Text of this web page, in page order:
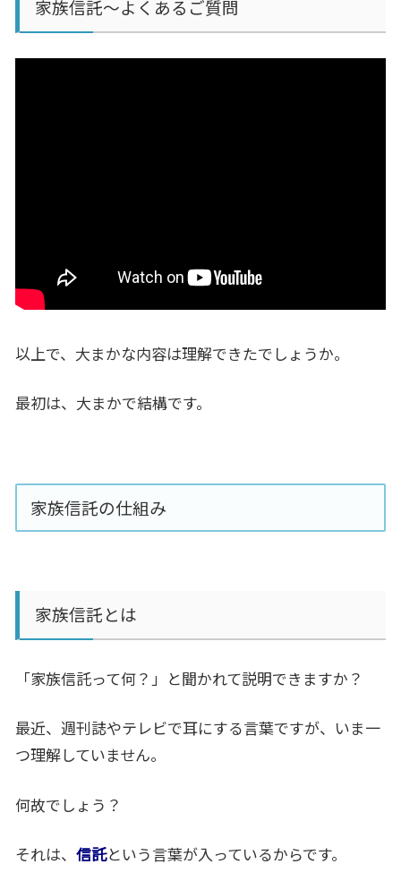
家族信託～よくあるご質問
以上で、大まかな内容は理解できたでしょうか。
最初は、大まかで結構です。
家族信託の仕組み
家族信託とは
「家族信託って何？」と聞かれて説明できますか？
最近、週刊誌やテレビで耳にする言葉ですが、いま一
つ理解していません。
何故でしょう？
それは、 信託という言葉が入っているからです。